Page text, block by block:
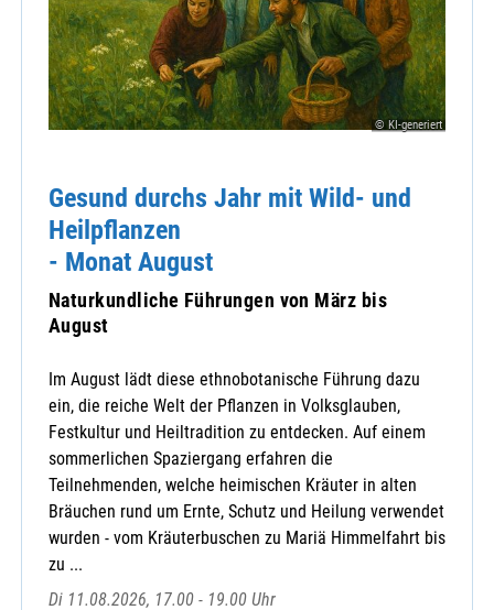
© KI-generiert
Gesund durchs Jahr mit Wild- und
Heilpflanzen
- Monat August
Naturkundliche Führungen von März bis
August
Im August lädt diese ethnobotanische Führung dazu
ein, die reiche Welt der Pflanzen in Volksglauben,
Festkultur und Heiltradition zu entdecken. Auf einem
sommerlichen Spaziergang erfahren die
Teilnehmenden, welche heimischen Kräuter in alten
Bräuchen rund um Ernte, Schutz und Heilung verwendet
wurden - vom Kräuterbuschen zu Mariä Himmelfahrt bis
zu ...
Di 11.08.2026, 17.00 - 19.00 Uhr